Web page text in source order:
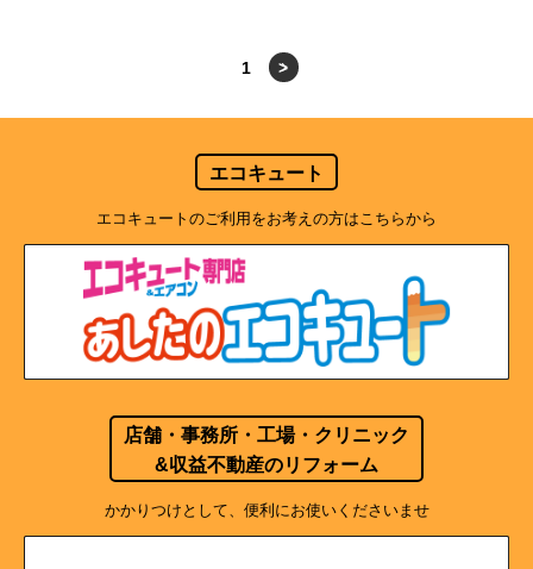
1 >
エコキュート
エコキュートのご利用をお考えの方はこちらから
店舗・事務所・工場・クリニック
&収益不動産のリフォーム
かかりつけとして、便利にお使いくださいませ